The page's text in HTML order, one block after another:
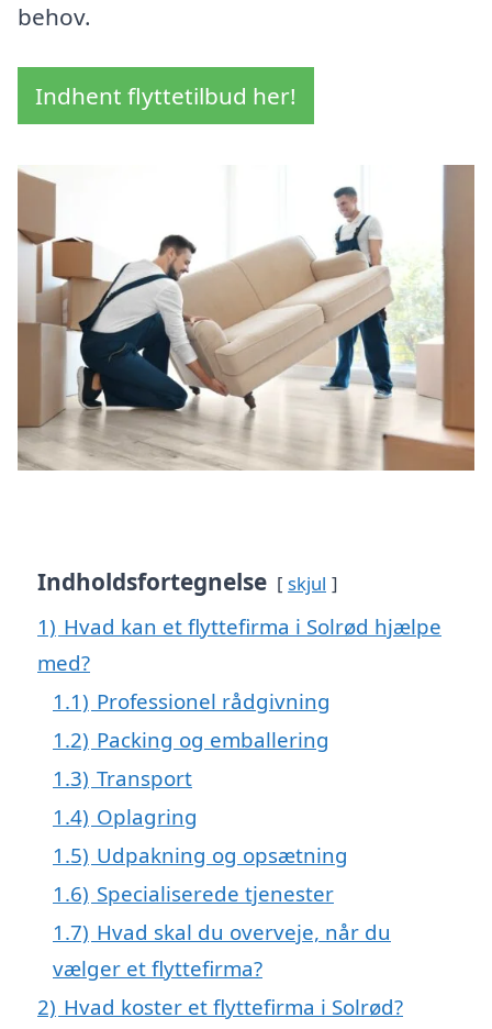
behov.
Indhent flyttetilbud her!
Indholdsfortegnelse skjul
1) Hvad kan et flyttefirma i Solrød hjælpe
med?
1.1) Professionel rådgivning
1.2) Packing og emballering
1.3) Transport
1.4) Oplagring
1.5) Udpakning og opsætning
1.6) Specialiserede tjenester
1.7) Hvad skal du overveje, når du
vælger et flyttefirma?
2) Hvad koster et flyttefirma i Solrød?